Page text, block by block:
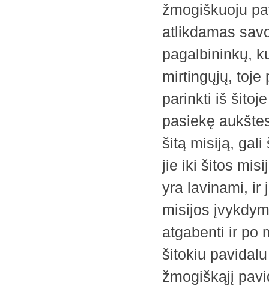
žmogiškuoju
atlikdamas
pagalbininkų,
mirtingųjų, toje
parinkti iš
pasiekę
šitą misiją, gali
jie iki šitos
yra lavinami, ir
misijos
atgabenti ir po
šitokiu
žmogiškąjį